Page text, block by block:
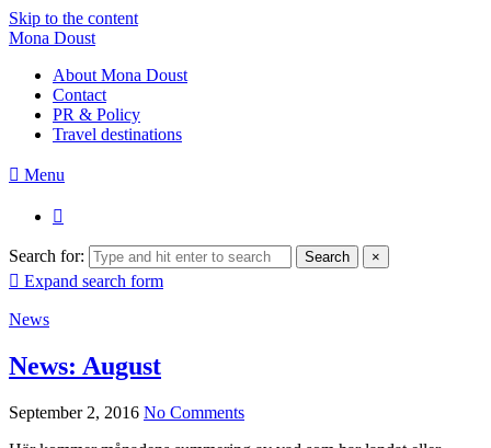
Skip to the content
Mona Doust
About Mona Doust
Contact
PR & Policy
Travel destinations
Menu
Search for: Search ×
Expand search form
News
News: August
September 2, 2016 No Comments